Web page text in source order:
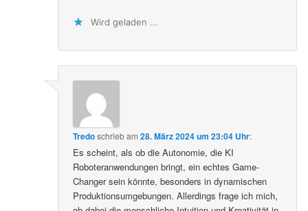
Wird geladen …
Tredoschriebam28. März 2024 um 23:04 Uhr:
Es scheint, als ob die Autonomie, die KI
Roboteranwendungen bringt, ein echtes Game-
Changer sein könnte, besonders in dynamischen
Produktionsumgebungen. Allerdings frage ich mich,